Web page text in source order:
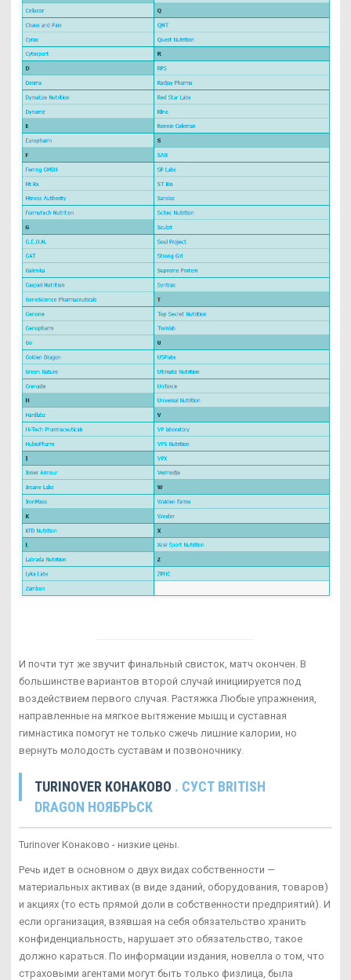
И почти тут же звучит финальный свисток, матч окончен. В
большинстве вариантов второй случай инициируется под
воздействием первого случая. Растяжка Любые упражнения,
направленные на мягкое вытяжение мышц и суставная
гимнастика помогут не только сжечь лишние калории, но
вернуть молодость суставам и позвоночнику.
TURINOVER КОНАКОВО . СУСТ BRITISH
DRAGON НОЯБРЬСК
Turinover Конаково - низкие цены.
Речь идет в основном о двух видах собственности —
материальных активах (в виде зданий, оборудования, товаров)
и акциях (то есть прямой доли в собственности предприятий). И
если организация, взявшая на себя обязательство хранить
конфиденциальность, нарушает это обязательство, такое
должно караться. По информации издания, новелла о том, что
страховыми агентами могут быть только физлица, была